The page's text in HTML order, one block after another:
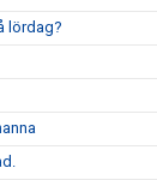
lördag?